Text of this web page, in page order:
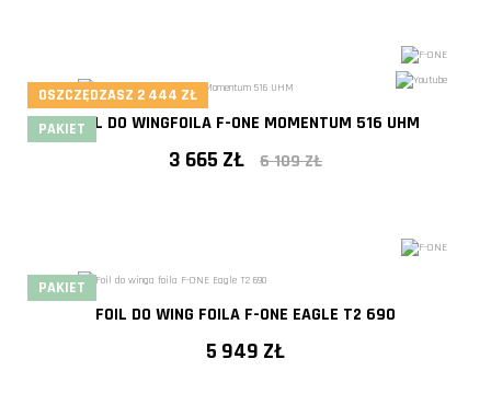
FOIL DO WINGFOILA F-ONE MOMENTUM 516 UHM
3 665 ZŁ 6 109 ZŁ
OSZCZĘDZASZ 2 444 ZŁ
PAKIET
FOIL DO WING FOILA F-ONE EAGLE T2 690
5 949 ZŁ
PAKIET